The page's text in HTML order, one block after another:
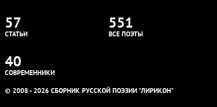
57
СТАТЬИ
551
ВСЕ ПОЭТЫ
40
СОВРЕМЕННИКИ
© 2008 - 2026 СБОРНИК РУССКОЙ ПОЭЗИИ "ЛИРИКОН"